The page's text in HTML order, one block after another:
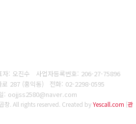
자: 오진수 사업자등록번호: 206-27-75896
로 287 (홍익동) 전화: 02-2298-0595
: oojjss2580@naver.com
창. All rights reserved. Created byYescall.com [관